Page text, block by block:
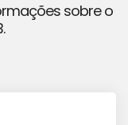
sobre o